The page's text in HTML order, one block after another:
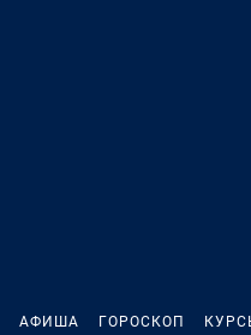
АФИША ГОРОСКОП